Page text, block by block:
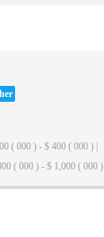
( 000 ) - $ 400 ( 000 ) |
( 000 ) - $ 1,000 ( 000 ) |